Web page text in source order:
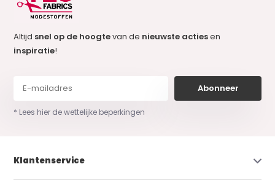
Altijd snel op de hoogtevan de nieuwste actiesen
inspiratie!
Abonneer
* Lees hier de wettelijke beperkingen
Klantenservice